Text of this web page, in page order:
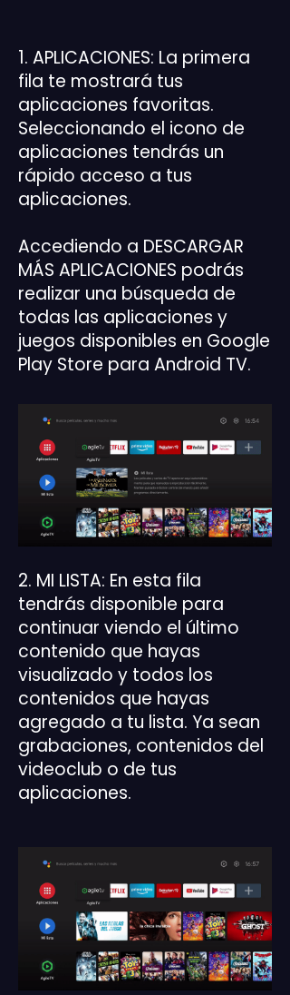
1. APLICACIONES: La primera
fila te mostrará tus
aplicaciones favoritas.
Seleccionando el icono de
aplicaciones tendrás un
rápido acceso a tus
aplicaciones.
Accediendo a DESCARGAR
MÁS APLICACIONES podrás
realizar una búsqueda de
todas las aplicaciones y
juegos disponibles en Google
Play Store para Android TV.
2. MI LISTA: En esta fila
tendrás disponible para
continuar viendo el último
contenido que hayas
visualizado y todos los
contenidos que hayas
agregado a tu lista. Ya sean
grabaciones, contenidos del
videoclub o de tus
aplicaciones.